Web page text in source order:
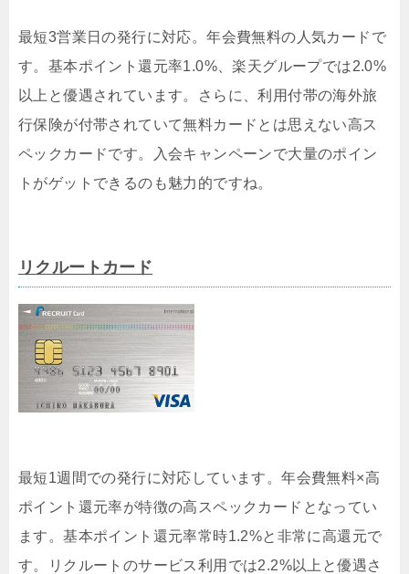
最短3営業日の発行に対応。年会費無料の人気カードで
す。基本ポイント還元率1.0%、楽天グループでは2.0%
以上と優遇されています。さらに、利用付帯の海外旅
行保険が付帯されていて無料カードとは思えない高ス
ペックカードです。入会キャンペーンで大量のポイン
トがゲットできるのも魅力的ですね。
リクルートカード
最短1週間での発行に対応しています。年会費無料×高
ポイント還元率が特徴の高スペックカードとなってい
ます。基本ポイント還元率常時1.2%と非常に高還元で
す。リクルートのサービス利用では2.2%以上と優遇さ